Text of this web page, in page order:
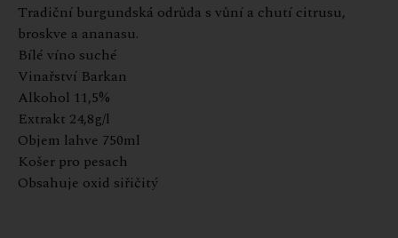
Tradiční burgundská odrůda s vůní a chutí citrusu,
broskve a ananasu.
Bílé víno suché
Vinařství Barkan
Alkohol 11,5%
Extrakt 24,8g/l
Objem lahve 750ml
Košer pro pesach
Obsahuje oxid siřičitý